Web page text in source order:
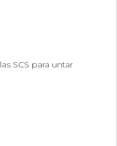
SCS para untar